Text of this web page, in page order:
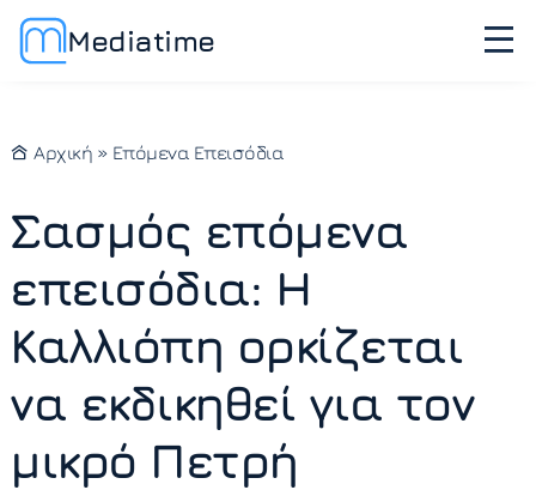
Mediatime
Αρχική » Επόμενα Επεισόδια
Σασμός επόμενα
επεισόδια: Η
Καλλιόπη ορκίζεται
να εκδικηθεί για τον
μικρό Πετρή